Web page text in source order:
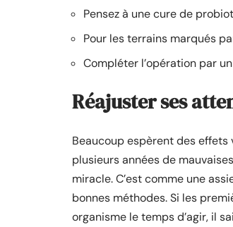
Pensez à une cure de
Pour les terrains marqués
Compléter l’opération par
Réajuster ses
Beaucoup espèrent des effets
plusieurs années de
miracle. C’est comme une
bonnes méthodes. Si les
organisme le temps d’agir, il